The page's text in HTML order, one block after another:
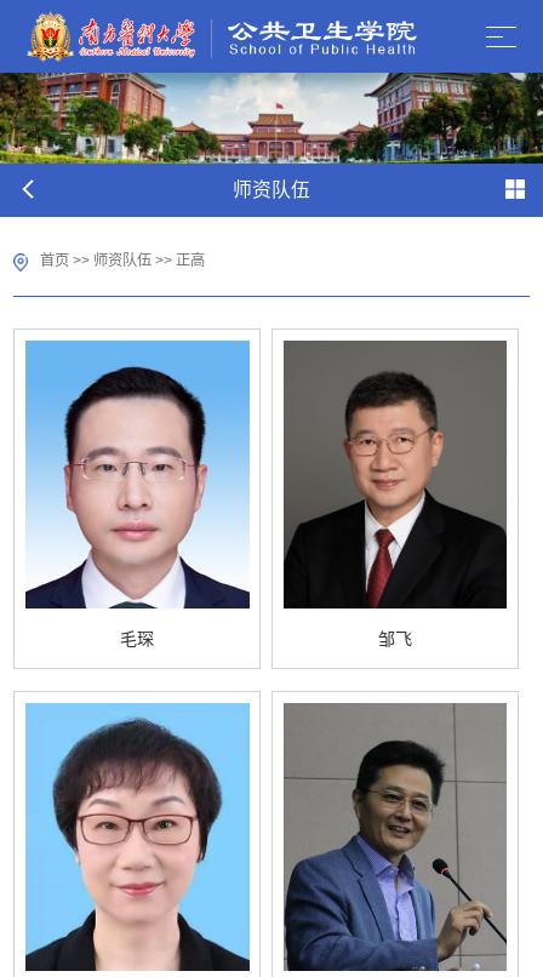
师资队伍
首页 >> 师资队伍 >>正高
毛琛 邹飞